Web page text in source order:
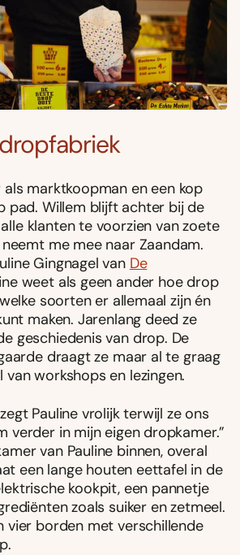
marktkoopman en een kop
pad. Willem blijft achter bij de
klanten te voorzien van zoete
me mee naar Zaandam.
Gingnagel van De
weet als geen ander hoe drop
soorten er allemaal zijn én
maken. Jarenlang deed ze
geschiedenis van drop. De
draagt ze maar al te graag
workshops en lezingen.
Pauline vrolijk terwijl ze ons
verder in mijn eigen dropkamer.”
van Pauline binnen, overal
een lange houten eettafel in de
kookpit, een pannetje
zoals suiker en zetmeel.
vier borden met verschillende